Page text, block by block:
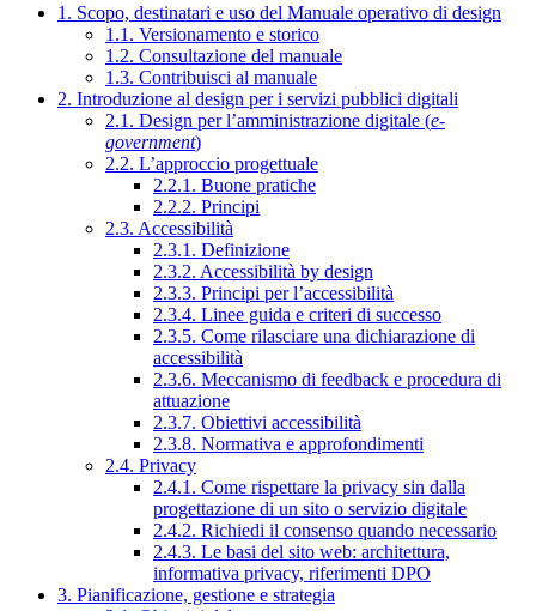
1. Scopo, destinatari e uso del Manuale operativo di design
1.1. Versionamento e storico
1.2. Consultazione del manuale
1.3. Contribuisci al manuale
2. Introduzione al design per i servizi pubblici digitali
2.1. Design per l’amministrazione digitale (e-
government)
2.2. L’approccio progettuale
2.2.1. Buone pratiche
2.2.2. Principi
2.3. Accessibilità
2.3.1. Definizione
2.3.2. Accessibilità by design
2.3.3. Principi per l’accessibilità
2.3.4. Linee guida e criteri di successo
2.3.5. Come rilasciare una dichiarazione di
accessibilità
2.3.6. Meccanismo di feedback e procedura di
attuazione
2.3.7. Obiettivi accessibilità
2.3.8. Normativa e approfondimenti
2.4. Privacy
2.4.1. Come rispettare la privacy sin dalla
progettazione di un sito o servizio digitale
2.4.2. Richiedi il consenso quando necessario
2.4.3. Le basi del sito web: architettura,
informativa privacy, riferimenti DPO
3. Pianificazione, gestione e strategia